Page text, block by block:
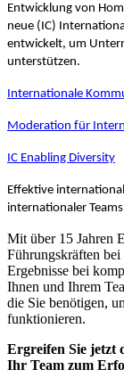
Entwicklung von
neue (IC)
entwickelt, um
unterstützen.
Internationale
Moderation für
IC Enabling Diversity
Effektive
internationaler Teams
Mit über 15 Jahren
Führungskräften
Ergebnisse bei
Ihnen und Ihrem
die Sie benötigen,
funktionieren.
Ergreifen Sie jetzt
Ihr Team zum